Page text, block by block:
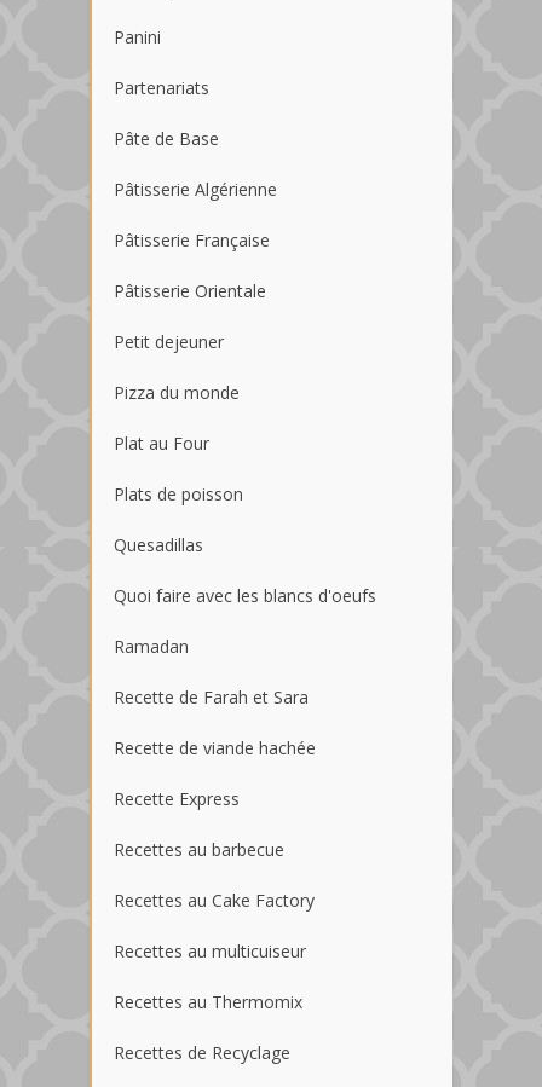
Panini
Partenariats
Pâte de Base
Pâtisserie Algérienne
Pâtisserie Française
Pâtisserie Orientale
Petit dejeuner
Pizza du monde
Plat au Four
Plats de poisson
Quesadillas
Quoi faire avec les blancs d'oeufs
Ramadan
Recette de Farah et Sara
Recette de viande hachée
Recette Express
Recettes au barbecue
Recettes au Cake Factory
Recettes au multicuiseur
Recettes au Thermomix
Recettes de Recyclage